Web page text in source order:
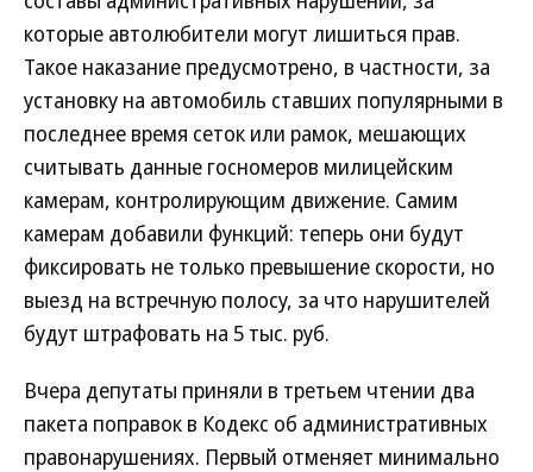
которые автолюбители могут лишиться прав.
Такое наказание предусмотрено, в частности, за
установку на автомобиль ставших популярными в
последнее время сеток или рамок, мешающих
считывать данные госномеров милицейским
камерам, контролирующим движение. Самим
камерам добавили функций: теперь они будут
фиксировать не только превышение скорости, но
выезд на встречную полосу, за что нарушителей
будут штрафовать на 5 тыс. руб.
Вчера депутаты приняли в третьем чтении два
пакета поправок в Кодекс об административных
правонарушениях. Первый отменяет минимально